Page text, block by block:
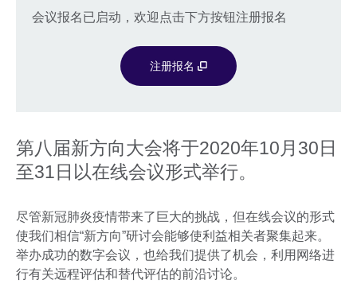
会议报名已启动，欢迎点击下方按钮注册报名
注册报名
第八届新方向大会将于2020年10月30日
至31日以在线会议形式举行。
尽管新冠肺炎疫情带来了巨大的挑战，但在线会议的形式
使我们相信“新方向”研讨会能够使利益相关者聚集起来。
举办成功的数字会议，也给我们提供了机会，利用网络进
行有关远程评估和替代评估的前沿讨论。